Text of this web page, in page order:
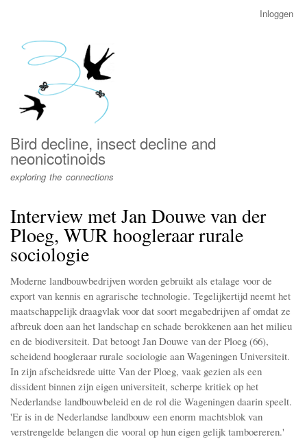
menu
Inloggen
Bird decline, insect decline and
neonicotinoids
exploring the connections
Interview met Jan Douwe van der
Ploeg, WUR hoogleraar rurale
sociologie
Moderne landbouwbedrijven worden gebruikt als etalage voor de
export van kennis en agrarische technologie. Tegelijkertijd neemt het
maatschappelijk draagvlak voor dat soort megabedrijven af omdat ze
afbreuk doen aan het landschap en schade berokkenen aan het milieu
en de biodiversiteit. Dat betoogt Jan Douwe van der Ploeg (66),
scheidend hoogleraar rurale sociologie aan Wageningen Universiteit.
In zijn afscheidsrede uitte Van der Ploeg, vaak gezien als een
dissident binnen zijn eigen universiteit, scherpe kritiek op het
Nederlandse landbouwbeleid en de rol die Wageningen daarin speelt.
'Er is in de Nederlandse landbouw een enorm machtsblok van
verstrengelde belangen die vooral op hun eigen gelijk tamboereren.'